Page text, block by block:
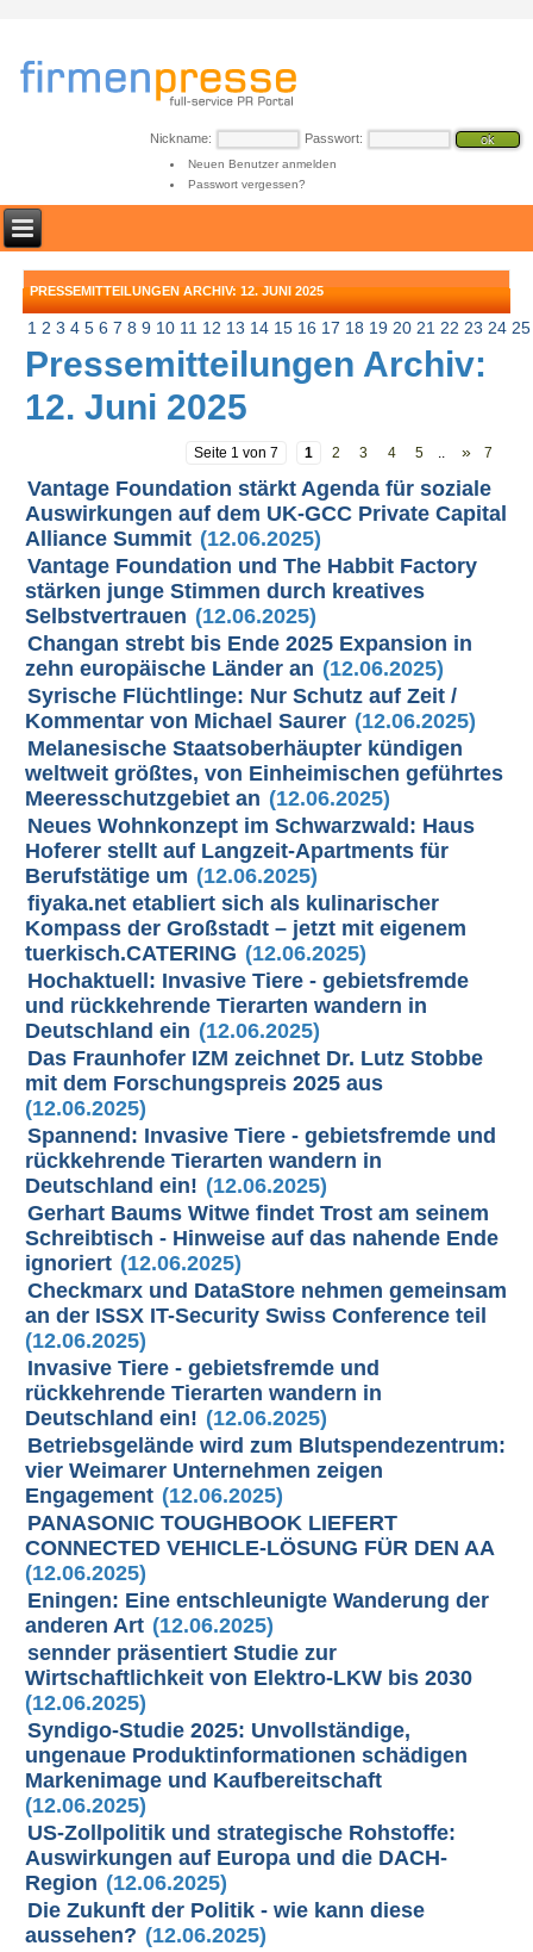
Nickname: Passwort:
Neuen Benutzer anmelden
Passwort vergessen?
PRESSEMITTEILUNGEN ARCHIV: 12. JUNI 2025
1 2 3 4 5 6 7 8 9 10 11 12 13 14 15 16 17 18 19 20 21 22 23 24 25
Pressemitteilungen Archiv:
12. Juni 2025
Seite 1 von 7 1 2 3 4 5 » 7
Vantage Foundation stärkt Agenda für soziale
Auswirkungen auf dem UK-GCC Private Capital
Alliance Summit (12.06.2025)
Vantage Foundation und The Habbit Factory
stärken junge Stimmen durch kreatives
Selbstvertrauen (12.06.2025)
Changan strebt bis Ende 2025 Expansion in
zehn europäische Länder an (12.06.2025)
Syrische Flüchtlinge: Nur Schutz auf Zeit /
Kommentar von Michael Saurer (12.06.2025)
Melanesische Staatsoberhäupter kündigen
weltweit größtes, von Einheimischen geführtes
Meeresschutzgebiet an (12.06.2025)
Neues Wohnkonzept im Schwarzwald: Haus
Hoferer stellt auf Langzeit-Apartments für
Berufstätige um (12.06.2025)
fiyaka.net etabliert sich als kulinarischer
Kompass der Großstadt – jetzt mit eigenem
tuerkisch.CATERING (12.06.2025)
Hochaktuell: Invasive Tiere - gebietsfremde
und rückkehrende Tierarten wandern in
Deutschland ein (12.06.2025)
Das Fraunhofer IZM zeichnet Dr. Lutz Stobbe
mit dem Forschungspreis 2025 aus
(12.06.2025)
Spannend: Invasive Tiere - gebietsfremde und
rückkehrende Tierarten wandern in
Deutschland ein! (12.06.2025)
Gerhart Baums Witwe findet Trost am seinem
Schreibtisch - Hinweise auf das nahende Ende
ignoriert (12.06.2025)
Checkmarx und DataStore nehmen gemeinsam
an der ISSX IT-Security Swiss Conference teil
(12.06.2025)
Invasive Tiere - gebietsfremde und
rückkehrende Tierarten wandern in
Deutschland ein! (12.06.2025)
Betriebsgelände wird zum Blutspendezentrum:
vier Weimarer Unternehmen zeigen
Engagement (12.06.2025)
PANASONIC TOUGHBOOK LIEFERT
CONNECTED VEHICLE-LÖSUNG FÜR DEN AA
(12.06.2025)
Eningen: Eine entschleunigte Wanderung der
anderen Art (12.06.2025)
sennder präsentiert Studie zur
Wirtschaftlichkeit von Elektro-LKW bis 2030
(12.06.2025)
Syndigo-Studie 2025: Unvollständige,
ungenaue Produktinformationen schädigen
Markenimage und Kaufbereitschaft
(12.06.2025)
US-Zollpolitik und strategische Rohstoffe:
Auswirkungen auf Europa und die DACH-
Region (12.06.2025)
Die Zukunft der Politik - wie kann diese
aussehen? (12.06.2025)